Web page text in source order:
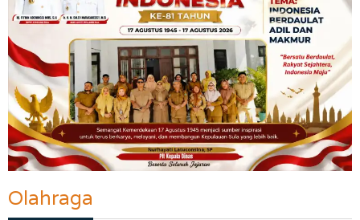
Olahraga